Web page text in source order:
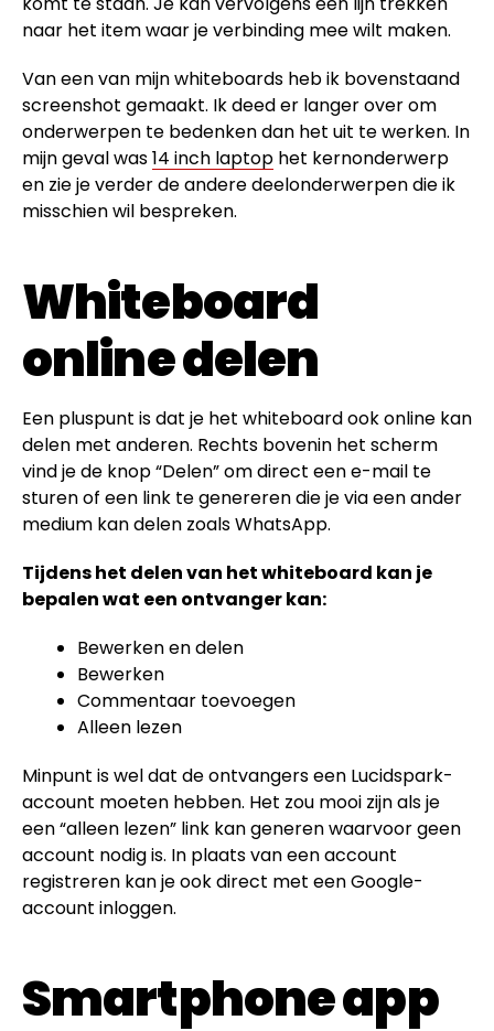
naar het item waar je verbinding mee wilt maken.
Van een van mijn whiteboards heb ik bovenstaand
screenshot gemaakt. Ik deed er langer over om
onderwerpen te bedenken dan het uit te werken. In
mijn geval was14 inch laptop het kernonderwerp
en zie je verder de andere deelonderwerpen die ik
misschien wil bespreken.
Whiteboard
online delen
Een pluspunt is dat je het whiteboard ook online kan
delen met anderen. Rechts bovenin het scherm
vind je de knop “Delen” om direct een e-mail te
sturen of een link te genereren die je via een ander
medium kan delen zoals WhatsApp.
Tijdens het delen van het whiteboard kan je
bepalen wat een ontvanger kan:
Bewerken en delen
Bewerken
Commentaar toevoegen
Alleen lezen
Minpunt is wel dat de ontvangers een Lucidspark-
account moeten hebben. Het zou mooi zijn als je
een “alleen lezen” link kan generen waarvoor geen
account nodig is. In plaats van een account
registreren kan je ook direct met een Google-
account inloggen.
Smartphone app